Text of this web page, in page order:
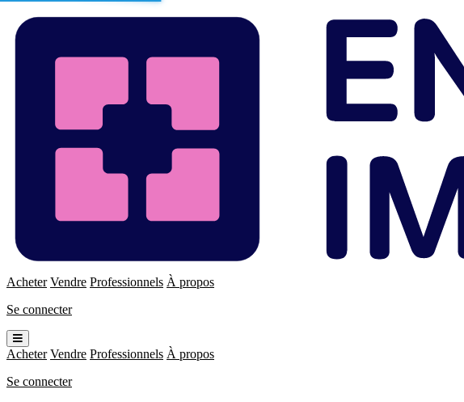
Immo
Acheter Vendre Professionnels À propos
Se connecter
Ouvrir
le
menu
Acheter Vendre Professionnels À propos
Se connecter